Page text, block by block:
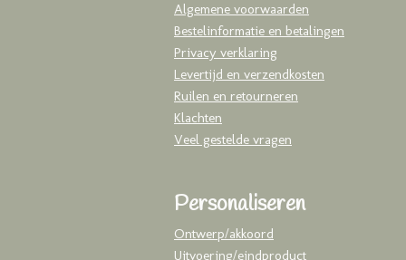
Algemene voorwaarden
Bestelinformatie en betalingen
Privacy verklaring
Levertijd en verzendkosten
Ruilen en retourneren
Klachten
Veel gestelde vragen
Personaliseren
Ontwerp/akkoord
Uitvoering/eindproduct